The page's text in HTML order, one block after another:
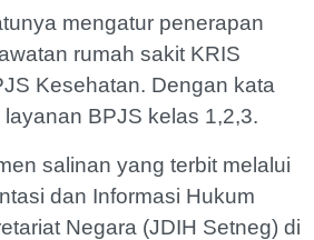
mengatur penerapan
rumah sakit KRIS
Kesehatan. Dengan kata
layanan BPJS kelas 1,2,3.
salinan yang terbit melalui
dan Informasi Hukum
Negara (JDIH Setneg) di